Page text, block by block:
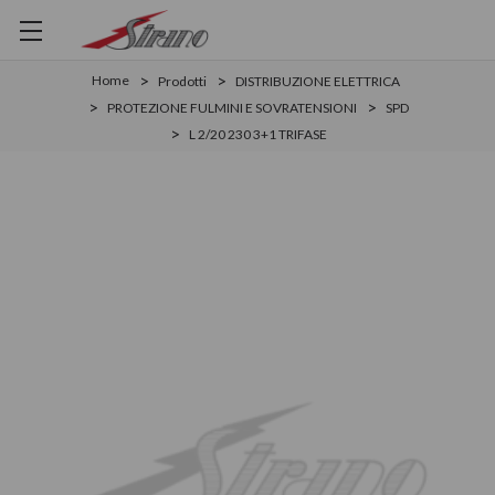
Home Prodotti
DISTRIBUZIONE ELETTRICA
PROTEZIONE FULMINI E SOVRATENSIONI
SPD
L 2/20 230 3+1 TRIFASE